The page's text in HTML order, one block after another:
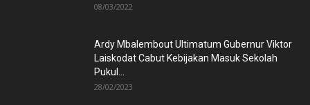
08/03/2022
Ardy Mbalembout Ultimatum Gubernur Viktor
Laiskodat Cabut Kebijakan Masuk Sekolah
Pukul...
28/02/2023